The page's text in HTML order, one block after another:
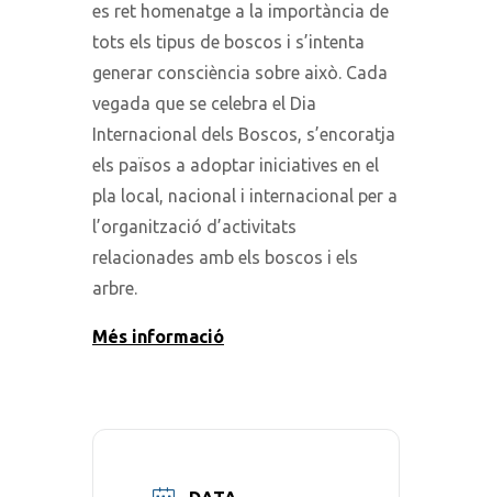
es ret homenatge a la importància de
tots els tipus de boscos i s’intenta
generar consciència sobre això. Cada
vegada que se celebra el Dia
Internacional dels Boscos, s’encoratja
els països a adoptar iniciatives en el
pla local, nacional i internacional per a
l’organització d’activitats
relacionades amb els boscos i els
arbre.
Més informació